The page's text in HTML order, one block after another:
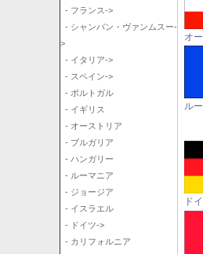
- フランス->
- シャンパン・ヴァンムスー-
>
- イタリア->
- スペイン->
- ポルトガル
- イギリス
- オーストリア
- ブルガリア
- ハンガリー
- ルーマニア
- ジョージア
- イスラエル
- ドイツ->
- カリフォルニア
オ
ル
ド